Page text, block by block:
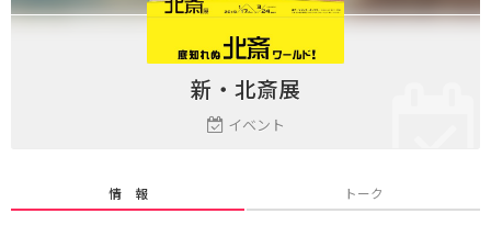
新・北斎展
イベント
情 報 トーク